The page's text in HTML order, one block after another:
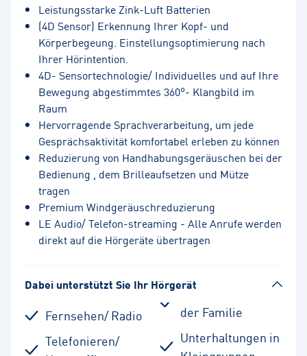
Leistungsstarke Zink-Luft Batterien
(4D Sensor) Erkennung Ihrer Kopf- und
Körperbegeung. Einstellungsoptimierung nach
Ihrer Hörintention.
4D- Sensortechnologie/ Individuelles und auf Ihre
Bewegung abgestimmtes 360°- Klangbild im
Raum
Hervorragende Sprachverarbeitung, um jede
Gesprächsaktivität komfortabel erleben zu können
Reduzierung von Handhabungsgeräuschen bei der
Bedienung , dem Brilleaufsetzen und Mütze
tragen
Premium Windgeräuschreduzierung
LE Audio/ Telefon-streaming - Alle Anrufe werden
direkt auf die Hörgeräte übertragen
Dabei unterstützt Sie Ihr Hörgerät
Fernsehen/ Radio
Telefonieren/
der Familie
Unterhaltungen in